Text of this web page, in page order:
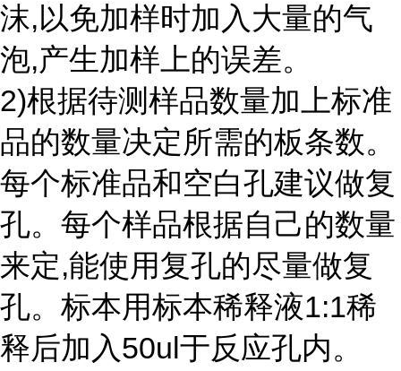
沫,以免加样时加入大量的气
泡,产生加样上的误差。
2)根据待测样品数量加上标准
品的数量决定所需的板条数。
每个标准品和空白孔建议做复
孔。每个样品根据自己的数量
来定,能使用复孔的尽量做复
孔。标本用标本稀释液1:1稀
释后加入50ul于反应孔内。